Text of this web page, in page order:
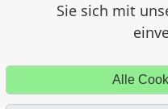
Klein, Porta Westfalica ·
Sie sich mit
Alle